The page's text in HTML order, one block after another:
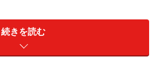
。そして彼らは何もしていな
続きを読む